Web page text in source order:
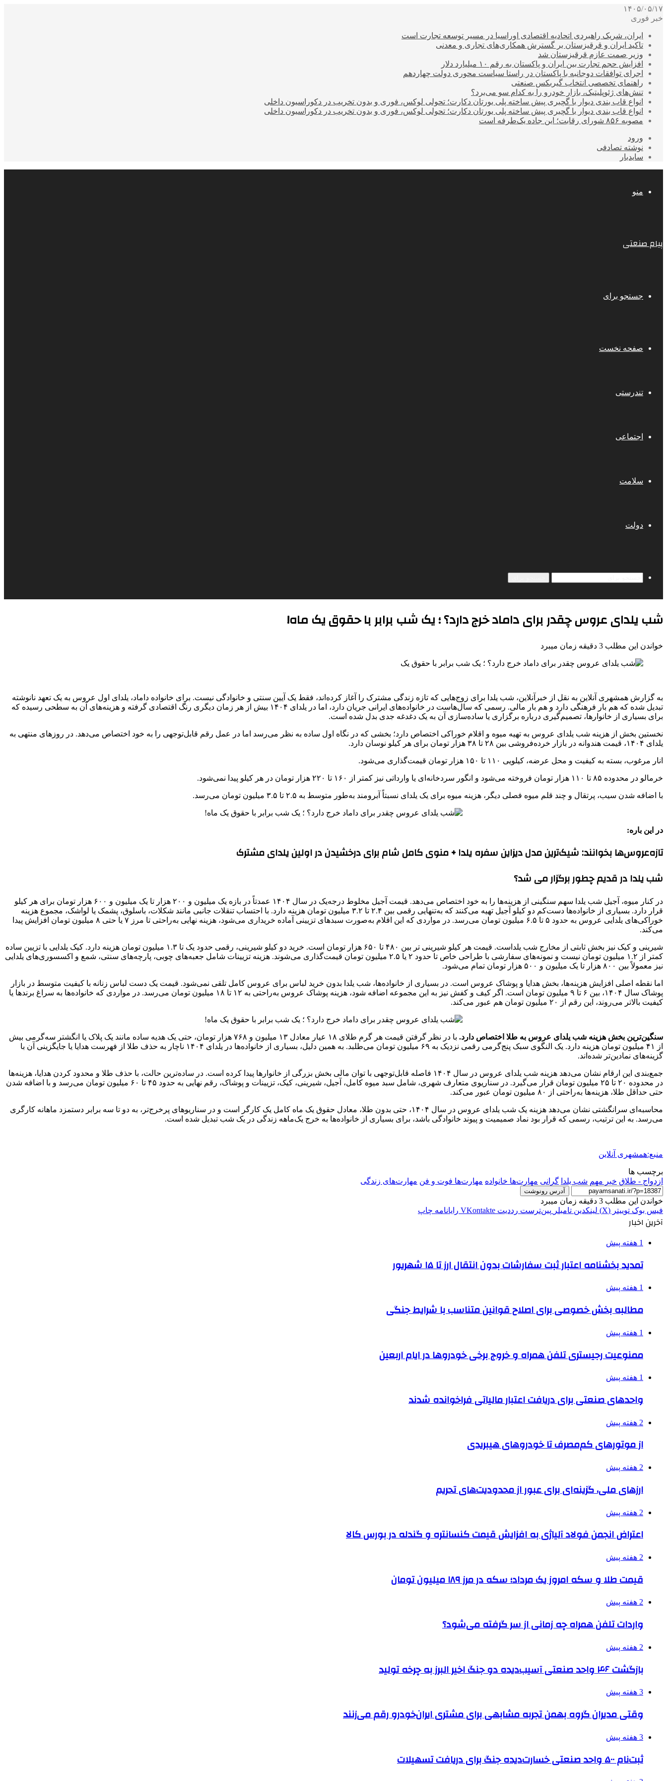
۱۴۰۵/۰۵/۱۷
خبر فوری
ایران، شریک راهبردی اتحادیه اقتصادی اوراسیا در مسیر توسعه تجارت است
تاکید ایران و قرقیزستان بر گسترش همکاری‌های تجاری و معدنی
وزیر صمت عازم قرقیزستان شد
افزایش حجم تجارت بین ایران و پاکستان به رقم ۱۰ میلیارد دلار
اجرای توافقات دوجانبه با پاکستان در راستا سیاست محوری دولت چهاردهم
راهنمای تخصصی انتخاب گیربکس صنعتی
تنش‌های ژئوپلیتیک، بازار خودرو را به کدام سو می‌برد؟
انواع قاب بندی دیوار با گچبری پیش ساخته پلی یورتان دکارت؛ تحولی لوکس، فوری و بدون تخریب در دکوراسیون داخلی
انواع قاب بندی دیوار با گچبری پیش ساخته پلی یورتان دکارت؛ تحولی لوکس، فوری و بدون تخریب در دکوراسیون داخلی
مصوبه ۸۵۶ شورای رقابت؛ این جاده یک‌طرفه است
ورود
نوشته تصادفی
سایدبار
منو
پیام صنعتی
جستجو برای
صفحه نخست
تندرستی
اجتماعی
سلامت
دولت
شب یلدای عروس چقدر برای داماد خرج دارد؟ ؛ یک شب برابر با حقوق یک ماه!
خواندن این مطلب 3 دقیقه زمان میبرد
به گزارش همشهری آنلاین به نقل از خبرآنلاین، شب یلدا برای زوج‌هایی که تازه زندگی مشترک را آغاز کرده‌اند، فقط یک آیین سنتی و خانوادگی نیست. برای خانواده داماد، یلدای اول عروس به یک تعهد نانوشته
تبدیل شده که هم بار فرهنگی دارد و هم بار مالی. رسمی که سال‌هاست در خانواده‌های ایرانی جریان دارد، اما در یلدای ۱۴۰۴ بیش از هر زمان دیگری رنگ اقتصادی گرفته و هزینه‌های آن به سطحی رسیده که
برای بسیاری از خانوارها، تصمیم‌گیری درباره برگزاری یا ساده‌سازی آن به یک دغدغه جدی بدل شده است.
نخستین بخش از هزینه شب یلدای عروس به تهیه میوه و اقلام خوراکی اختصاص دارد؛ بخشی که در نگاه اول ساده به نظر می‌رسد اما در عمل رقم قابل‌توجهی را به خود اختصاص می‌دهد. در روزهای منتهی به
یلدای ۱۴۰۴، قیمت هندوانه در بازار خرده‌فروشی بین ۲۸ تا ۳۸ هزار تومان برای هر کیلو نوسان دارد.
انار مرغوب، بسته به کیفیت و محل عرضه، کیلویی ۱۱۰ تا ۱۵۰ هزار تومان قیمت‌گذاری می‌شود.
خرمالو در محدوده ۸۵ تا ۱۱۰ هزار تومان فروخته می‌شود و انگور سردخانه‌ای یا وارداتی نیز کمتر از ۱۶۰ تا ۲۲۰ هزار تومان در هر کیلو پیدا نمی‌شود.
با اضافه شدن سیب، پرتقال و چند قلم میوه فصلی دیگر، هزینه میوه برای یک یلدای نسبتاً آبرومند به‌طور متوسط به ۲.۵ تا ۳.۵ میلیون تومان می‌رسد.
در این باره:
تازه‌عروس‌ها بخوانند: شیک‌ترین مدل دیزاین سفره یلدا + منوی کامل شام برای درخشیدن در اولین یلدای مشترک
شب یلدا در قدیم چطور برگزار می شد؟
در کنار میوه، آجیل شب یلدا سهم سنگینی از هزینه‌ها را به خود اختصاص می‌دهد. قیمت آجیل مخلوط درجه‌یک در سال ۱۴۰۴ عمدتاً در بازه یک میلیون و ۲۰۰ هزار تا یک میلیون و ۶۰۰ هزار تومان برای هر کیلو
قرار دارد. بسیاری از خانواده‌ها دست‌کم دو کیلو آجیل تهیه می‌کنند که به‌تنهایی رقمی بین ۲.۴ تا ۳.۲ میلیون تومان هزینه دارد. با احتساب تنقلات جانبی مانند شکلات، باسلوق، پشمک یا لواشک، مجموع هزینه
خوراکی‌های یلدایی عروس به حدود ۵ تا ۶.۵ میلیون تومان می‌رسد. در مواردی که این اقلام به‌صورت سبدهای تزیینی آماده خریداری می‌شود، هزینه نهایی به‌راحتی تا مرز ۷ یا حتی ۸ میلیون تومان افزایش پیدا
می‌کند.
شیرینی و کیک نیز بخش ثابتی از مخارج شب یلداست. قیمت هر کیلو شیرینی تر بین ۴۸۰ تا ۶۵۰ هزار تومان است. خرید دو کیلو شیرینی، رقمی حدود یک تا ۱.۳ میلیون تومان هزینه دارد. کیک یلدایی با تزیین ساده
کمتر از ۱.۲ میلیون تومان نیست و نمونه‌های سفارشی با طراحی خاص تا حدود ۲ یا ۲.۵ میلیون تومان قیمت‌گذاری می‌شوند. هزینه تزیینات شامل جعبه‌های چوبی، پارچه‌های سنتی، شمع و اکسسوری‌های یلدایی
نیز معمولاً بین ۸۰۰ هزار تا یک میلیون و ۵۰۰ هزار تومان تمام می‌شود.
اما نقطه اصلی افزایش هزینه‌ها، بخش هدایا و پوشاک عروس است. در بسیاری از خانواده‌ها، شب یلدا بدون خرید لباس برای عروس کامل تلقی نمی‌شود. قیمت یک دست لباس زنانه با کیفیت متوسط در بازار
پوشاک سال ۱۴۰۴، بین ۶ تا ۹ میلیون تومان است. اگر کیف و کفش نیز به این مجموعه اضافه شود، هزینه پوشاک عروس به‌راحتی به ۱۲ تا ۱۸ میلیون تومان می‌رسد. در مواردی که خانواده‌ها به سراغ برندها یا
کیفیت بالاتر می‌روند، این رقم از ۲۰ میلیون تومان هم عبور می‌کند.
سنگین‌ترین بخش هزینه شب یلدای عروس به طلا اختصاص دارد.
با در نظر گرفتن قیمت هر گرم طلای ۱۸ عیار معادل ۱۳ میلیون و ۷۶۸ هزار تومان، حتی یک هدیه ساده مانند یک پلاک یا انگشتر سه‌گرمی بیش
از ۴۱ میلیون تومان هزینه دارد. یک النگوی سبک پنج‌گرمی رقمی نزدیک به ۶۹ میلیون تومان می‌طلبد. به همین دلیل، بسیاری از خانواده‌ها در یلدای ۱۴۰۴ ناچار به حذف طلا از فهرست هدایا یا جایگزینی آن با
گزینه‌های نمادین‌تر شده‌اند.
جمع‌بندی این ارقام نشان می‌دهد هزینه شب یلدای عروس در سال ۱۴۰۴ فاصله قابل‌توجهی با توان مالی بخش بزرگی از خانوارها پیدا کرده است. در ساده‌ترین حالت، با حذف طلا و محدود کردن هدایا، هزینه‌ها
در محدوده ۲۰ تا ۲۵ میلیون تومان قرار می‌گیرد. در سناریوی متعارف شهری، شامل سبد میوه کامل، آجیل، شیرینی، کیک، تزیینات و پوشاک، رقم نهایی به حدود ۴۵ تا ۶۰ میلیون تومان می‌رسد و با اضافه شدن
حتی حداقل طلا، هزینه‌ها به‌راحتی از ۸۰ میلیون تومان عبور می‌کند.
محاسبه‌ای سرانگشتی نشان می‌دهد هزینه یک شب یلدای عروس در سال ۱۴۰۴، حتی بدون طلا، معادل حقوق یک ماه کامل یک کارگر است و در سناریوهای پرخرج‌تر، به دو تا سه برابر دستمزد ماهانه کارگری
می‌رسد. به این ترتیب، رسمی که قرار بود نماد صمیمیت و پیوند خانوادگی باشد، برای بسیاری از خانواده‌ها به خرج یک‌ماهه زندگی در یک شب تبدیل شده است.
منبع:همشهری آنلاین
برچسب ها
ازدواج - طلاق خبر مهم شب یلدا گرانی مهارت‌ها خانواده مهارت‌ها فوت‌ و فن مهارت‌های زندگی
آدرس رونوشت
خواندن این مطلب 3 دقیقه زمان میبرد
فیس بوک توییتر (X) لینکدین ‫تامبلر ‫پین‌ترست ‫رددیت ‫VKontakte رایانامه چاپ
آخرین اخبار
1 هفته پیش
تمدید بخشنامه اعتبار ثبت سفارشات بدون انتقال ارز تا ۱۵ شهریور
1 هفته پیش
مطالبه بخش خصوصی برای اصلاح قوانین متناسب با شرایط جنگی
1 هفته پیش
ممنوعیت رجیستری تلفن همراه و خروج برخی خودروها در ایام اربعین
1 هفته پیش
واحدهای صنعتی برای دریافت اعتبار مالیاتی فراخوانده شدند
2 هفته پیش
از موتورهای کم‌مصرف تا خودروهای هیبریدی
2 هفته پیش
ارزهای ملی، گزینه‌ای برای عبور از محدودیت‌های تحریم
2 هفته پیش
اعتراض انجمن فولاد آلیاژی به افزایش قیمت کنسانتره و گندله در بورس کالا
2 هفته پیش
قیمت طلا و سکه امروز یک مرداد؛ سکه در مرز ۱۸۹ میلیون تومان
2 هفته پیش
واردات تلفن همراه چه زمانی از سر گرفته می‌شود؟
2 هفته پیش
بازگشت ۴۶ واحد صنعتی آسیب‌دیده دو جنگ اخیر البرز به چرخه تولید
3 هفته پیش
وقتی مدیران گروه بهمن تجربه مشابهی برای مشتری ایران‌خودرو رقم می‌زنند
3 هفته پیش
ثبت‌نام ۵۰۰ واحد صنعتی خسارت‌دیده جنگ برای دریافت تسهیلات